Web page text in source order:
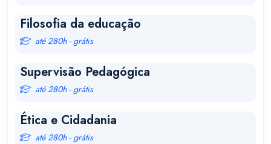
Filosofia da educação
até 280h - grátis
Supervisão Pedagógica
até 280h - grátis
Ética e Cidadania
até 280h - grátis